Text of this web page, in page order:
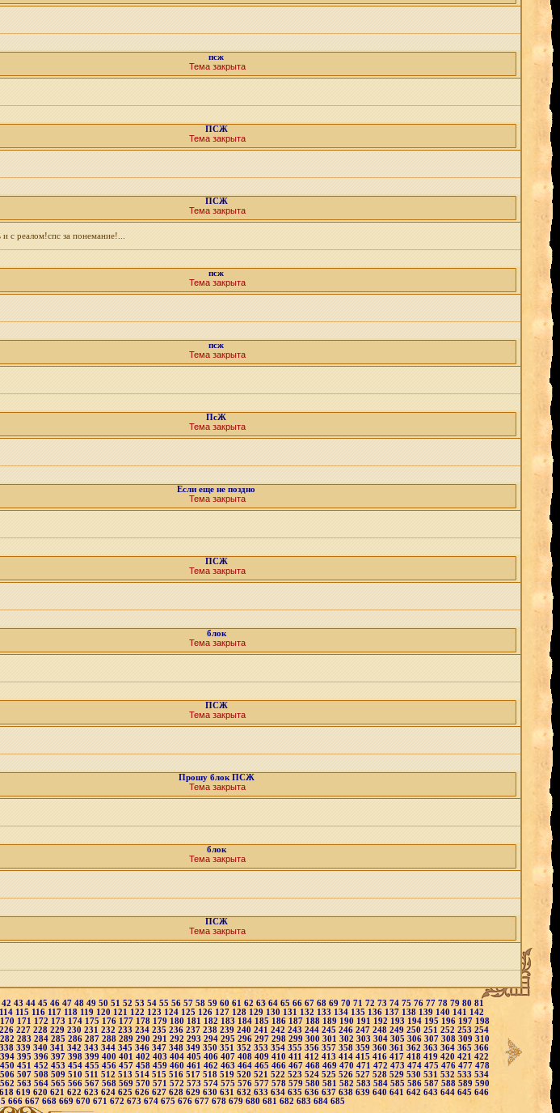
псж
Тема закрыта
ПСЖ
Тема закрыта
ПСЖ
Тема закрыта
с реалом!спс за понемание!...
псж
Тема закрыта
псж
Тема закрыта
ПсЖ
Тема закрыта
Если еще не поздно
Тема закрыта
ПСЖ
Тема закрыта
блок
Тема закрыта
ПСЖ
Тема закрыта
Прошу блок ПСЖ
Тема закрыта
блок
Тема закрыта
ПСЖ
Тема закрыта
42 43 44 45 46 47 48 49 50 51 52 53 54 55 56 57 58 59 6061 62 63 64 65 66 67 68 69 70 71 72 73 74 75 76 77 78 79 80 81
114 115 116 117118 119 120 121 122 123 124 125 126 127 128 129 130 131 132 133 134 135 136 137 138 139 140 141
142
170 171 172 173 174 175 176 177 178 179 180 181 182 183 184 185 186 187 188 189 190 191 192 193 194 195 196 197 198
226227 228 229 230 231 232 233 234 235 236 237 238 239 240 241 242 243 244 245 246 247 248 249 250 251 252 253 254
282 283 284 285 286 287 288 289 290 291 292 293 294 295 296 297 298 299 300 301 302 303 304 305 306 307 308 309 310
338 339 340 341 342 343 344 345 346 347 348 349 350 351 352 353 354 355 356 357 358 359 360 361 362 363 364 365 366
394 395 396 397 398 399 400 401 402 403 404 405 406 407 408 409 410 411 412 413 414 415 416 417 418 419 420 421 422
450 451 452 453 454 455 456 457 458 459 460 461 462 463 464 465 466 467 468 469 470 471 472 473 474 475 476 477 478
506 507 508 509 510 511 512 513 514 515 516 517 518 519 520 521 522 523 524 525 526 527 528 529 530 531 532 533 534
562 563 564 565 566 567 568 569 570 571 572 573 574 575 576 577 578 579 580 581 582 583 584 585 586 587 588 589 590
618 619 620 621 622 623 624 625 626 627 628 629 630 631 632 633 634 635 636 637 638 639 640 641 642 643 644 645 646
666 667 668 669 670 671 672 673 674 675 676 677 678 679 680 681 682 683 684 685